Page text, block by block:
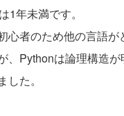
1年未満です。
心者のため他の言語
、Pythonは論理構造
た。